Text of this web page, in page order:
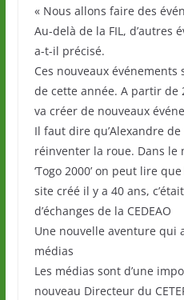
« Nous allons faire des
Au-delà de la FIL, d’autres
a-t-il précisé.
Ces nouveaux
de cette année. A partir de
va créer de nouveaux
Il faut dire qu’Alexandre
réinventer la roue. Dans le
‘Togo 2000’ on peut lire
site créé il y a 40 ans,
d’échanges de la CEDEAO
Une nouvelle aventure qui
médias
Les médias sont d’une
nouveau Directeur du